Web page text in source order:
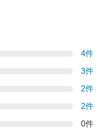
4件
3件
2件
2件
0件